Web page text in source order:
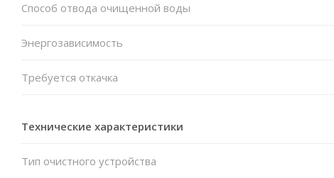
Способ отвода очищенной воды
Энергозависимость
Требуется откачка
Технические характеристики
Тип очистного устройства